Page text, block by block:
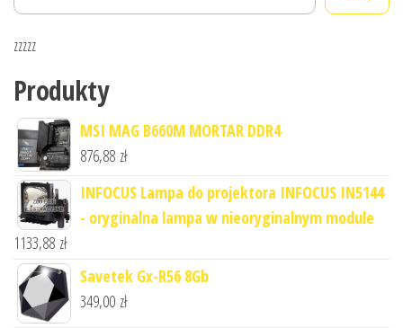
zzzzz
Produkty
MSI MAG B660M MORTAR DDR4
876,88 zł
INFOCUS Lampa do projektora INFOCUS IN5144
- oryginalna lampa w nieoryginalnym module
1133,88 zł
Savetek Gx-R56 8Gb
349,00 zł